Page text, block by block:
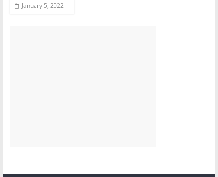
January 5, 2022